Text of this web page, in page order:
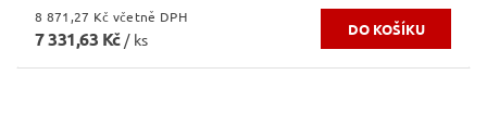
8 871,27 Kč včetně DPH
7 331,63 Kč/ ks